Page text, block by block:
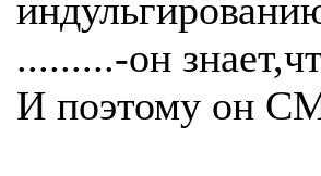
.........-он
И поэтому он